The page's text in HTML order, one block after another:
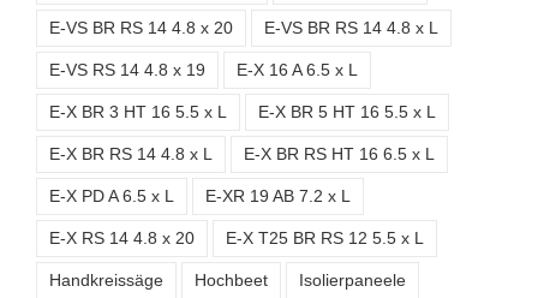
E-VS BR RS 14 4.8 x 20 E-VS BR RS 14 4.8 x L
E-VS RS 14 4.8 x 19 E-X 16 A 6.5 x L
E-X BR 3 HT 16 5.5 x L E-X BR 5 HT 16 5.5 x L
E-X BR RS 14 4.8 x L E-X BR RS HT 16 6.5 x L
E-X PD A 6.5 x L E-XR 19 AB 7.2 x L
E-X RS 14 4.8 x 20 E-X T25 BR RS 12 5.5 x L
Handkreissäge Hochbeet Isolierpaneele